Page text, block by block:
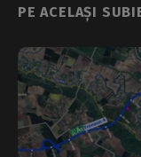
PE ACELAȘI